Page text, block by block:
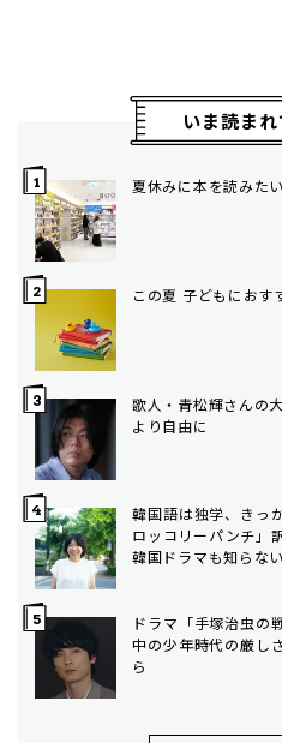
いま読ま
夏休みに本を読みた
この夏 子どもにおす
歌人・青松輝さんの
より自由に
韓国語は独学、きっ
ロッコリーパンチ」
韓国ドラマも知らな
ドラマ「手塚治虫
中の少年時代の厳し
ら